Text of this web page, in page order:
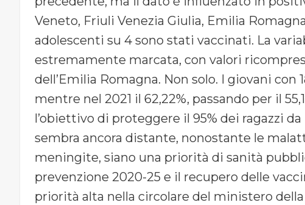
Veneto, Friuli Venezia Giulia, Emilia
adolescenti su 4 sono stati vaccinati. La
estremamente marcata, con valori ricompresi
dell’Emilia Romagna. Non solo. I giovani con
mentre nel 2021 il 62,22%, passando per il
l’obiettivo di proteggere il 95% dei ragazzi
sembra ancora distante, nonostante le
meningite, siano una priorità di sanità
prevenzione 2020-25 e il recupero delle
priorità alta nella circolare del ministero